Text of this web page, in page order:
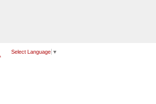
Select Language ▼